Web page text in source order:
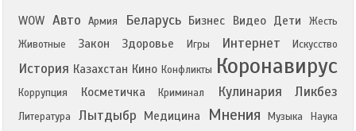
WOW Авто Армия Беларусь Бизнес Видео Дети
Жесть
Животные
Закон Здоровье Игры Интернет Искусство
История Казахстан Кино Конфликты Коронавирус
Коррупция Косметичка Криминал Кулинария Ликбез
Литература Лытдыбр Медицина Мнения Музыка Наука